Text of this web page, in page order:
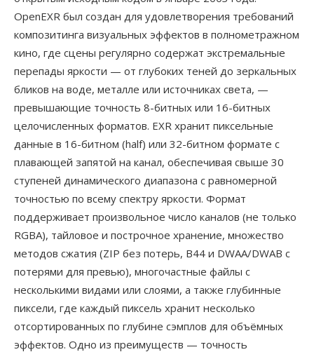
OpenEXR был создан для удовлетворения требований
композитинга визуальных эффектов в полнометражном
кино, где сцены регулярно содержат экстремальные
перепады яркости — от глубоких теней до зеркальных
бликов на воде, металле или источниках света, —
превышающие точность 8-битных или 16-битных
целочисленных форматов. EXR хранит пиксельные
данные в 16-битном (half) или 32-битном формате с
плавающей запятой на канал, обеспечивая свыше 30
ступеней динамического диапазона с равномерной
точностью по всему спектру яркости. Формат
поддерживает произвольное число каналов (не только
RGBA), тайловое и построчное хранение, множество
методов сжатия (ZIP без потерь, B44 и DWAA/DWAB с
потерями для превью), многочастные файлы с
несколькими видами или слоями, а также глубинные
пиксели, где каждый пиксель хранит несколько
отсортированных по глубине сэмплов для объёмных
эффектов. Одно из преимуществ — точность